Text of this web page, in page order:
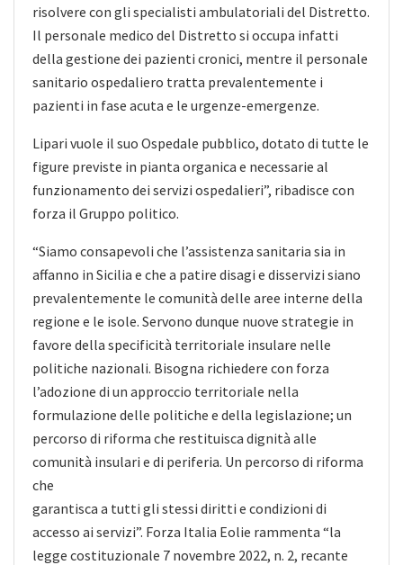
risolvere con gli specialisti ambulatoriali del Distretto.
Il personale medico del Distretto si occupa infatti
della gestione dei pazienti cronici, mentre il personale
sanitario ospedaliero tratta prevalentemente i
pazienti in fase acuta e le urgenze-emergenze.
Lipari vuole il suo Ospedale pubblico, dotato di tutte le
figure previste in pianta organica e necessarie al
funzionamento dei servizi ospedalieri”, ribadisce con
forza il Gruppo politico.
“Siamo consapevoli che l’assistenza sanitaria sia in
affanno in Sicilia e che a patire disagi e disservizi siano
prevalentemente le comunità delle aree interne della
regione e le isole. Servono dunque nuove strategie in
favore della specificità territoriale insulare nelle
politiche nazionali. Bisogna richiedere con forza
l’adozione di un approccio territoriale nella
formulazione delle politiche e della legislazione; un
percorso di riforma che restituisca dignità alle
comunità insulari e di periferia. Un percorso di riforma
che
garantisca a tutti gli stessi diritti e condizioni di
accesso ai servizi”. Forza Italia Eolie rammenta “la
legge costituzionale 7 novembre 2022, n. 2, recante